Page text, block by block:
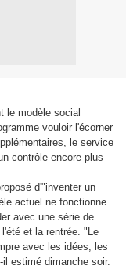
le modèle social
vouloir l'écorner
le service
contrôle encore plus
d'"inventer un
actuel ne fonctionne
avec une série de
et la rentrée. "Le
avec les idées, les
estimé dimanche soir.